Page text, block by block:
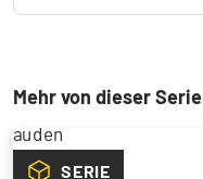
Mehr von dieser Serie
SERIE